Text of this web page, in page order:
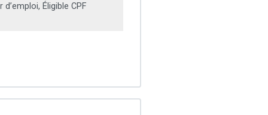
d’emploi, Éligible CPF